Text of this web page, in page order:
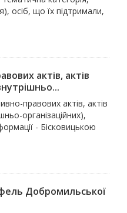
осіб, що їх підтримали,
актів, актів
правових актів, актів
організаційних),
- Бісковицькою
Добромильської